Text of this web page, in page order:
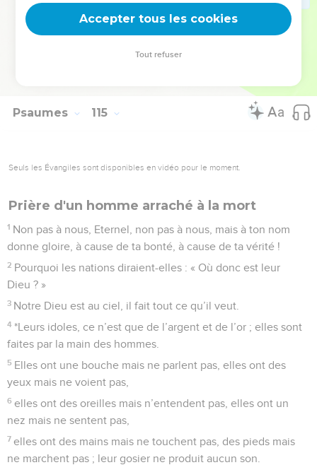
Qu’avez-vous, montagnes, pour sauter comme des béliers,
et vous, collines, comme des agneaux ?
Psaumes 115
Seuls les Évangiles sont disponibles en vidéo pour le moment.
Prière d'un homme arraché à la mort
1 Non pas à nous, Eternel, non pas à nous, mais à ton nom
donne gloire, à cause de ta bonté, à cause de ta vérité !
2 Pourquoi les nations diraient-elles : « Où donc est leur
Dieu ? »
3 Notre Dieu est au ciel, il fait tout ce qu’il veut.
4 *Leurs idoles, ce n’est que de l’argent et de l’or ; elles sont
faites par la main des hommes.
5 Elles ont une bouche mais ne parlent pas, elles ont des
yeux mais ne voient pas,
6 elles ont des oreilles mais n’entendent pas, elles ont un
nez mais ne sentent pas,
7 elles ont des mains mais ne touchent pas, des pieds mais
ne marchent pas ; leur gosier ne produit aucun son.
Accepter tous les cookies
Tout refuser